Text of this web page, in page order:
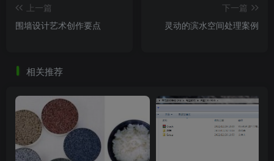
在方案期间进行了多稿不同形式的推敲演变。根据两座建筑
入口距离，优化17度开口的路径，自然嵌入流动感的山丘，
以线条与色块的交织划分空间并组织人行动线。
上一篇
围墙设计艺术创作要点
下一篇
灵动的滨水空间处理案例
相关推荐